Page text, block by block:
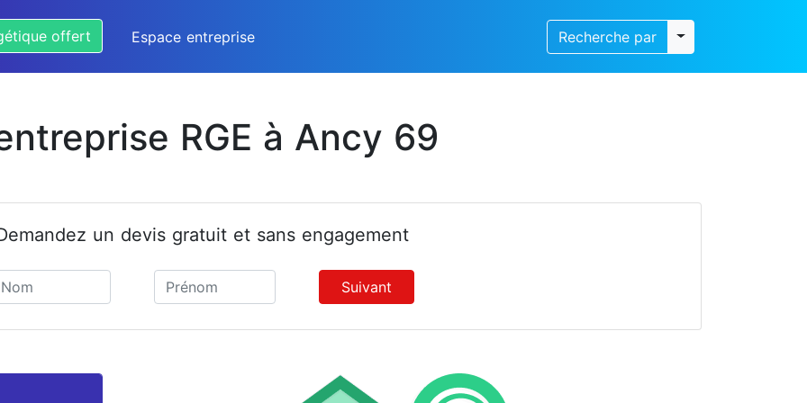
offert Espace entreprise Recherche par Toggle dropdown
RGE à Ancy 69
un devis gratuit et sans engagement
Suivant